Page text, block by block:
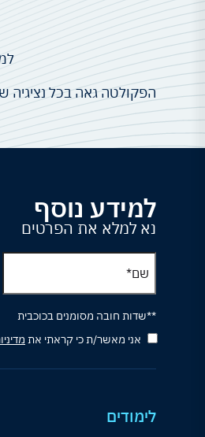
הפקולטה גאה בכל נציגיה
למידע נוסף
נא למלא את הפרטים
אני מאשר/ת כי קראתי את מדיניות
**שדות חובה מסומנים בכוכבית
לימודים